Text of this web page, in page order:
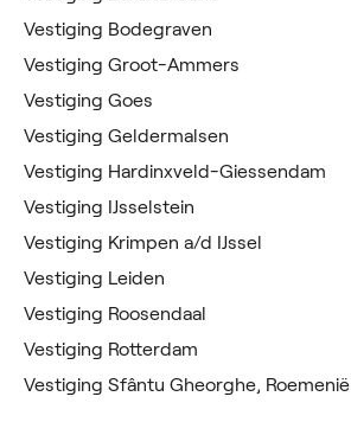
Vestiging Bodegraven
Vestiging Groot-Ammers
Vestiging Goes
Vestiging Geldermalsen
Vestiging Hardinxveld-Giessendam
Vestiging IJsselstein
Vestiging Krimpen a/d IJssel
Vestiging Leiden
Vestiging Roosendaal
Vestiging Rotterdam
Vestiging Sfântu Gheorghe, Roemenië